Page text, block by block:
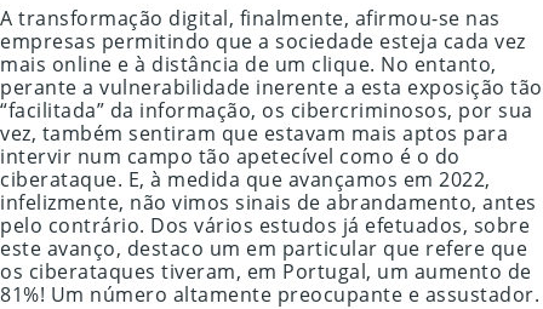
A transformação digital, finalmente, afirmou-se nas
empresas permitindo que a sociedade esteja cada vez
mais online e à distância de um clique. No entanto,
perante a vulnerabilidade inerente a esta exposição tão
“facilitada” da informação, os cibercriminosos, por sua
vez, também sentiram que estavam mais aptos para
intervir num campo tão apetecível como é o do
ciberataque. E, à medida que avançamos em 2022,
infelizmente, não vimos sinais de abrandamento, antes
pelo contrário. Dos vários estudos já efetuados, sobre
este avanço, destaco um em particular que refere que
os ciberataques tiveram, em Portugal, um aumento de
81%! Um número altamente preocupante e assustador.